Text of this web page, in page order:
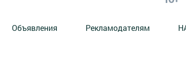
Объявления Рекламодателям